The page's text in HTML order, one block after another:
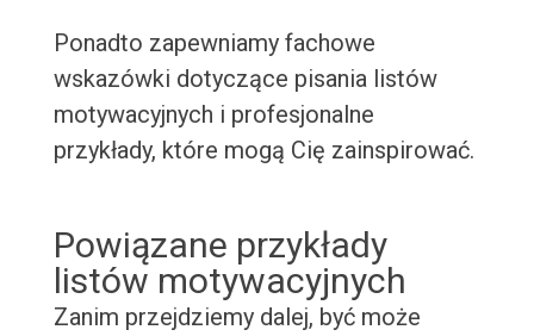
Ponadto zapewniamy fachowe
wskazówki dotyczące pisania listów
motywacyjnych i profesjonalne
przykłady, które mogą Cię zainspirować.
Powiązane przykłady
listów motywacyjnych
Zanim przejdziemy dalej, być może